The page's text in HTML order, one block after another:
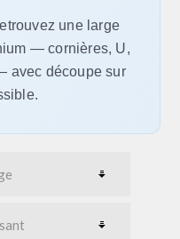
une large
— cornières, U,
avec découpe sur